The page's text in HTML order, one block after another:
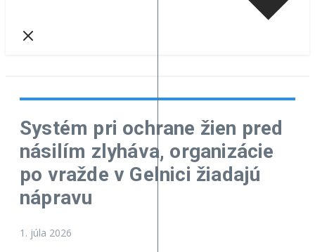
Systém pri ochrane žien pred
násilím zlyháva, organizácie
po vražde v Gelnici žiadajú
nápravu
1. júla 2026